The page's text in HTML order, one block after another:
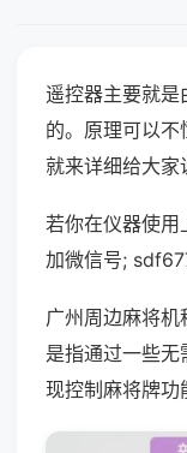
遥控器主要就是
的。原理可以
就来详细给大家
若你在仪器使用
加微信号;
广州周边麻将
是指通过一些
现控制麻将牌功